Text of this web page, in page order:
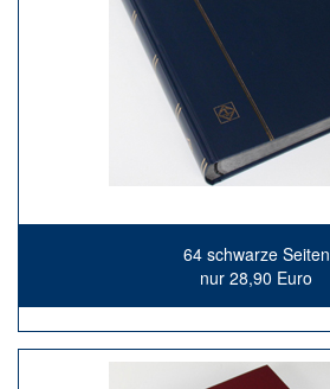
64 schwarze Seiten
nur 28,90 Euro